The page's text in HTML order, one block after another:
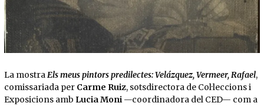
La mostraEls meus pintors predilectes: Velázquez, Vermeer, Rafael,
comissariada per Carme Ruiz, sotsdirectora de Col·leccions i
Exposicions amb Lucia Moni —coordinadora del CED— com a